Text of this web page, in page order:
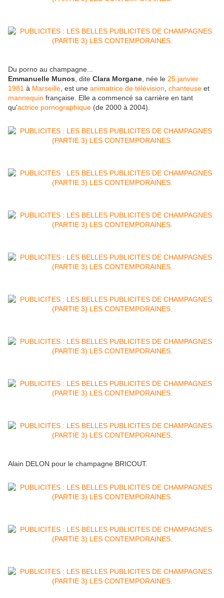
Du porno au champagne...
Emmanuelle Munos , dite Clara Morgane , née le 25 janvier
1981 à Marseille , est une animatrice de télévision chanteuse et
mannequin française. Elle a commencé sa carrière en tant
qu'actrice pornographique (de 2000 à 2004).
Alain DELON pour le champagne BRICOUT.